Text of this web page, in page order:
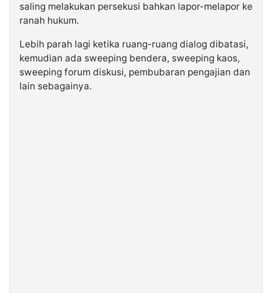
saling melakukan persekusi bahkan lapor-melapor ke
ranah hukum.
Lebih parah lagi ketika ruang-ruang dialog dibatasi,
kemudian ada sweeping bendera, sweeping kaos,
sweeping forum diskusi, pembubaran pengajian dan
lain sebagainya.